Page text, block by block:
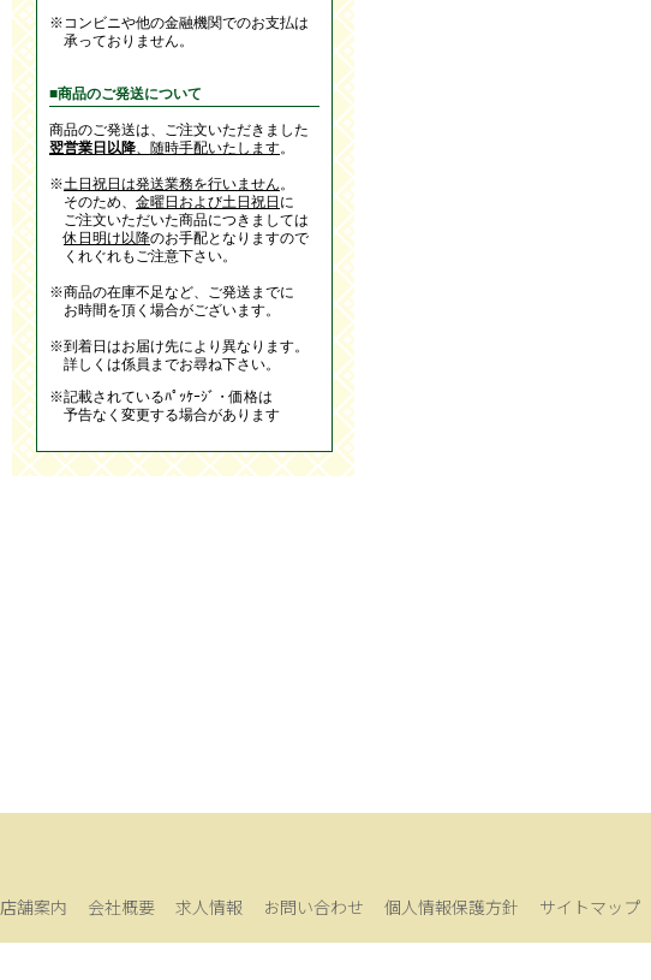
※コンビニや他の金融機関でのお支払は
承っておりません。
■商品のご発送について
商品のご発送は、ご注文いただきました
翌営業日以降 、随時手配いたします。
※土日祝日は発送業務を行いません 。
そのため、 金曜日および土日祝日 に
ご注文いただいた商品につきましては
休日明け以降のお手配となりますので
くれぐれもご注意下さい。
※商品の在庫不足など、ご発送までに
お時間を頂く場合がございます。
※到着日はお届け先により異なります。
詳しくは係員までお尋ね下さい。
※記載されているﾊﾟｯｹｰｼﾞ・価格は
予告なく変更する場合があります
店舗案内 会社概要 求人情報 お問い合わせ 個人情報保護方針 サイトマップ